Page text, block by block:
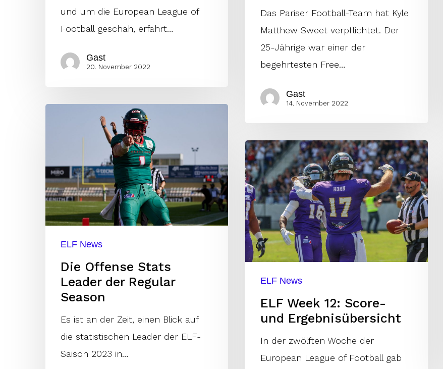
und um die European League of
Football geschah, erfahrt…
Gast
20. November 2022
Das Pariser Football-Team hat Kyle
Matthew Sweet verpflichtet. Der
25-Jährige war einer der
begehrtesten Free…
Gast
14. November 2022
Leader
der
Regular
Season
ELF News
Die Offense Stats
Leader der Regular
Season
Es ist an der Zeit, einen Blick auf
die statistischen Leader der ELF-
Saison 2023 in…
ELF
Week
12:
Score-
und
Ergebnisübersicht
ELF News
ELF Week 12: Score-
und Ergebnisübersicht
In der zwölften Woche der
European League of Football gab